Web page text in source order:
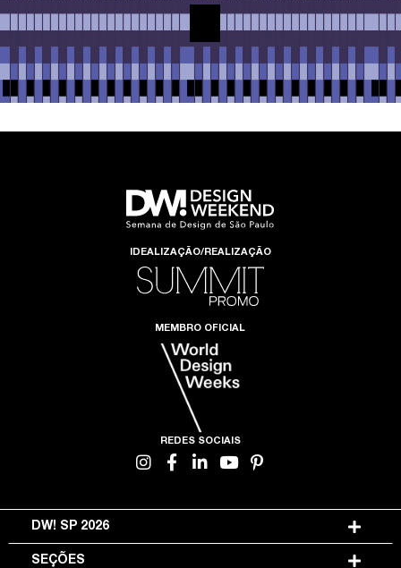
IDEALIZAÇÃO/REALIZAÇÃO
MEMBRO OFICIAL
REDES SOCIAIS
DW! SP 2026
SEÇÕES